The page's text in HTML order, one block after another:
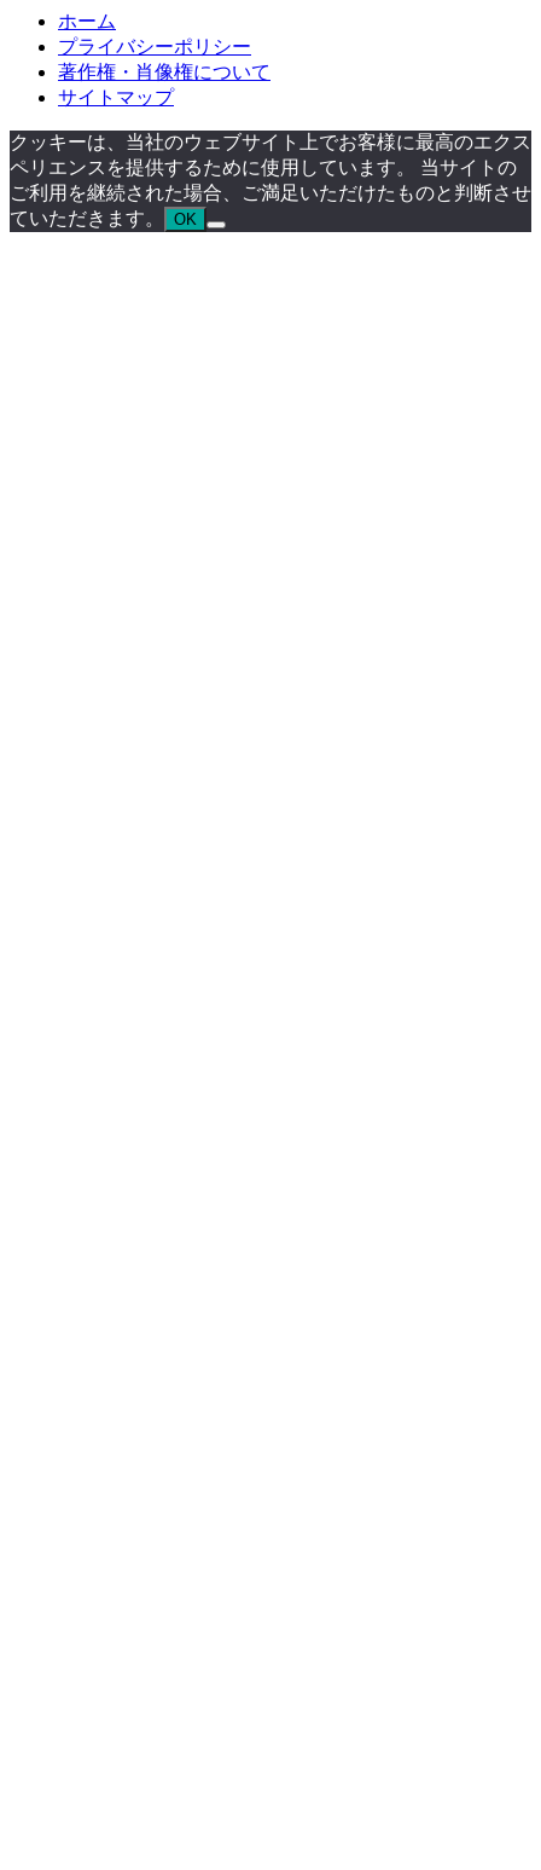
ホーム
プライバシーポリシー
著作権・肖像権について
サイトマップ
クッキーは、当社のウェブサイト上でお客様に最高のエクス
ペリエンスを提供するために使用しています。 当サイトの
ご利用を継続された場合、ご満足いただけたものと判断させ
ていただきます。
OK